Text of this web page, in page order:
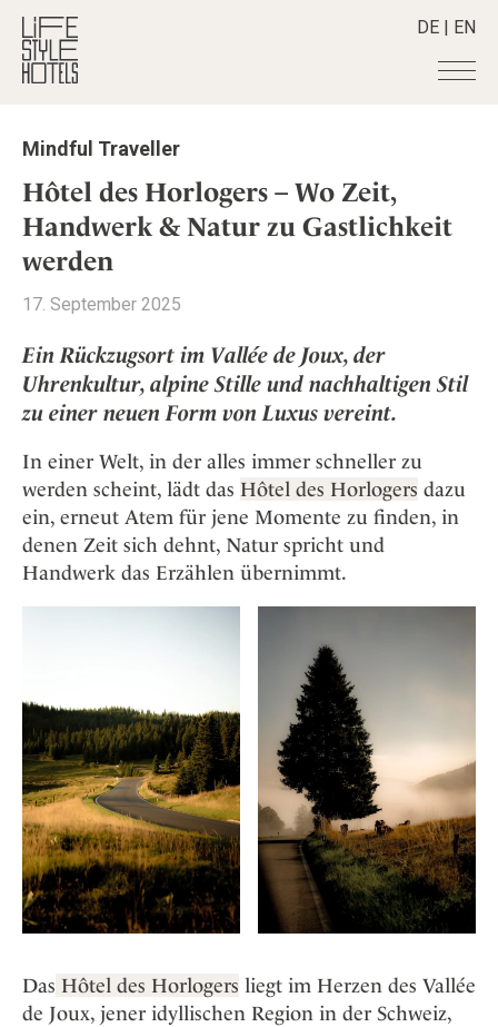
DE | EN
Hotels +
Alle Hotels
Alpine Lifestyle
Countryside
Mindful Traveller
New Member
Wellness
Destinationen
Alle Destinationen
Belgien
Indien
Indonesien
Italien
Japan
Kroatien
Mexico
Niederlande
Schweiz
USA
Stories +
Alle Stories
Adventkalender
Culture
Design & Architektur
Mindful Traveller
Osterkalender
Persönlichkeiten
Shop +
Alle Produkte
Lifestylehotels BOOK
The Stylemate Magazin/e
Gutschein/Voucher
Smart Traveller
Alle Smart Deals
Smart Traveller
Newsletter Anmeldung
Newsletter
Become a member
+
Register your Hotel
Mission Statement
Our Story
Career
Kontakt
Impressum
Mindful Traveller
Hôtel des Horlogers – Wo Zeit,
Handwerk & Natur zu Gastlichkeit
werden
17. September 2025
Ein Rückzugsort im Vallée de Joux, der
Uhrenkultur, alpine Stille und nachhaltigen Stil
zu einer neuen Form von Luxus vereint.
In einer Welt, in der alles immer schneller zu
werden scheint, lädt das Hôtel des Horlogers dazu
ein, erneut Atem für jene Momente zu finden, in
denen Zeit sich dehnt, Natur spricht und
Handwerk das Erzählen übernimmt.
Das Hôtel des Horlogers liegt im Herzen des Vallée
de Joux, jener idyllischen Region in der Schweiz,